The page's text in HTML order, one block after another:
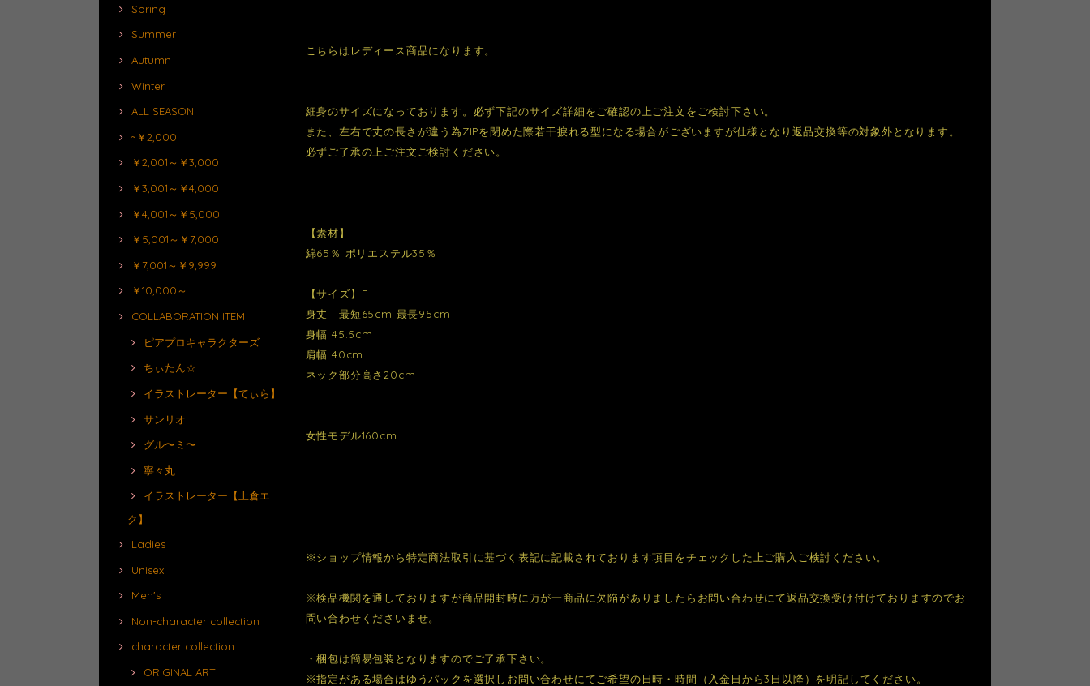
Spring
Summer
Autumn
Winter
ALL SEASON
~￥2,000
￥2,001～￥3,000
￥3,001～￥4,000
￥4,001～￥5,000
￥5,001～￥7,000
￥7,001～￥9,999
￥10,000～
COLLABORATION ITEM
ピアプロキャラクターズ
ちぃたん☆
イラストレーター【てぃら】
サンリオ
グル〜ミ〜
寧々丸
イラストレーター【上倉エ
ク】
Ladies
Unisex
Men's
Non-character collection
character collection
ORIGINAL ART
こちらはレディース商品になります。
細身のサイズになっております。必ず下記のサイズ詳細をご確認の上ご注文をご検討下さい。
また、左右で丈の長さが違う為ZIPを閉めた際若干捩れる型になる場合がございますが仕様となり返品交換等の対象外となります。
必ずご了承の上ご注文ご検討ください。
【素材】
綿65％ ポリエステル35％
【サイズ】F
身丈 最短65cm 最長95cm
身幅 45.5cm
肩幅 40cm
ネック部分高さ20cm
女性モデル160cm
※ショップ情報から特定商法取引に基づく表記に記載されております項目をチェックした上ご購入ご検討ください。
※検品機関を通しておりますが商品開封時に万が一商品に欠陥がありましたらお問い合わせにて返品交換受け付けておりますのでお
問い合わせくださいませ。
・梱包は簡易包装となりますのでご了承下さい。
※指定がある場合はゆうパックを選択しお問い合わせにてご希望の日時・時間（入金日から3日以降）を明記してください。